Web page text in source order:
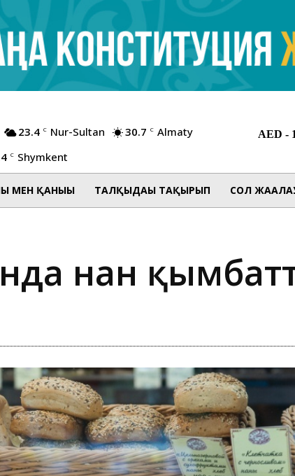
23.4 C Nur-Sultan 30.7 C Almaty
C Shymkent
МЕН ҚАНЫҒЫ ТАЛҚЫДАҒЫ ТАҚЫРЫП СОЛ
нан